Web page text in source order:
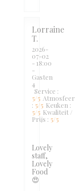
Lorraine
T
2026-
07-02
- 18:00
-
Gasten
4
Service :
5/5 Atmosfeer
: 5/5 Keuken :
5/5 Kwaliteit /
Prijs : 5/5
Lovely
staff,
Lovely
Food
😍